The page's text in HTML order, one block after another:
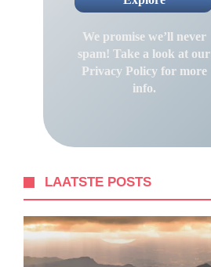
We promise we’ll never
spam! Take a look at our
Privacy Policyfor more
info.
LAATSTE POSTS